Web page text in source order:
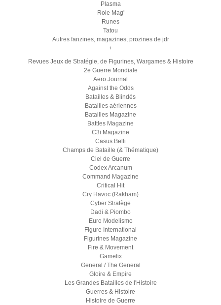
Plasma
Role Mag'
Runes
Tatou
Autres fanzines, magazines, prozines de jdr
+
Revues Jeux de Stratégie, de Figurines, Wargames & Histoire
2e Guerre Mondiale
Aero Journal
Against the Odds
Batailles & Blindés
Batailles aériennes
Batailles Magazine
Battles Magazine
C3i Magazine
Casus Belli
Champs de Bataille (& Thématique)
Ciel de Guerre
Codex Arcanum
Command Magazine
Critical Hit
Cry Havoc (Rakham)
Cyber Stratège
Dadi & Piombo
Euro Modelismo
Figure International
Figurines Magazine
Fire & Movement
Gamefix
General / The General
Gloire & Empire
Les Grandes Batailles de l'Histoire
Guerres & Histoire
Histoire de Guerre